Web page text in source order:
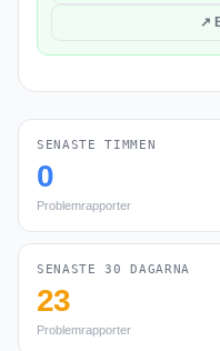
↗
SENASTE TIMMEN
0
Problemrapporter
SENASTE 30 DAGARNA
23
Problemrapporter